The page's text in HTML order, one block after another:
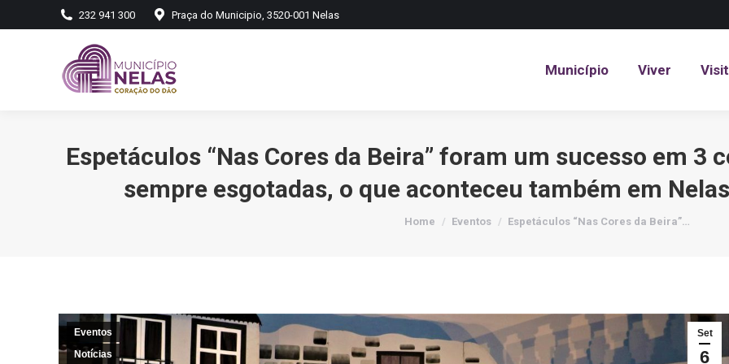
232 941 300 Praça do Municipio, 3520-001 Nelas
Município Viver
Espetáculos “Nas Cores da Beira” foram um sucesso em 3
sempre esgotadas, o que aconteceu também em
You are here:
Home Eventos Espetáculos “Nas Cores da Beira”…
Set
6
Eventos
Notícias
Município Viver